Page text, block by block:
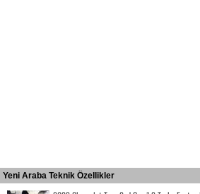
Yeni Araba Teknik Özellikler